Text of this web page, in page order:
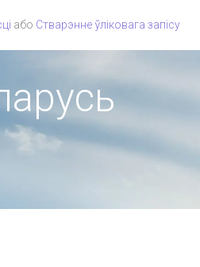
або Стварэнне ўліковага запісу